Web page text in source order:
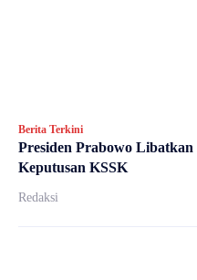
Berita Terkini
Presiden Prabowo
Keputusan KSSK
Redaksi